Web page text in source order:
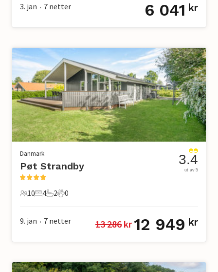
3. jan • 7 netter 6 041 kr
Danmark
Pøt Strandby
10 Gjester
10
4 Soverom
4
2 Bad
2
0 Kjæledyr
0
3.4
ut av 5
9. jan • 7 netter 13 286 kr 12 949 kr